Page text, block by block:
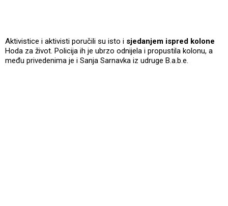
Aktivistice i aktivisti poručili su isto i sjedanjem ispred kolone
Hoda za život. Policija ih je ubrzo odnijela i propustila kolonu, a
među privedenima je i Sanja Sarnavka iz udruge B.a.b.e.